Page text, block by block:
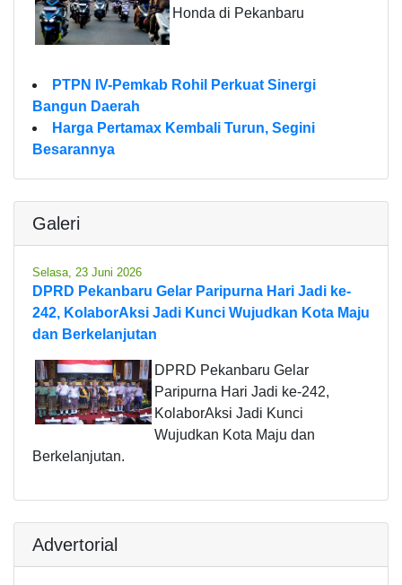
Honda di Pekanbaru
PTPN IV-Pemkab Rohil Perkuat Sinergi
Bangun Daerah
Harga Pertamax Kembali Turun, Segini
Besarannya
Galeri
Selasa, 23 Juni 2026
DPRD Pekanbaru Gelar Paripurna Hari Jadi ke-
242, KolaborAksi Jadi Kunci Wujudkan Kota Maju
dan Berkelanjutan
DPRD Pekanbaru Gelar
Paripurna Hari Jadi ke-242,
KolaborAksi Jadi Kunci
Wujudkan Kota Maju dan
Berkelanjutan.
Advertorial